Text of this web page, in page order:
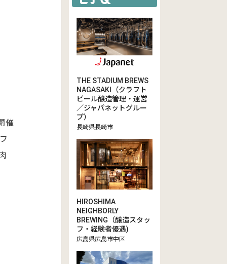
催
THE STADIUM BREWS
NAGASAKI（クラフト
ビール醸造管理・運営
／ジャパネットグルー
プ）
長崎県長崎市
HIROSHIMA
NEIGHBORLY
BREWING（醸造スタッ
フ・経験者優遇)
広島県広島市中区